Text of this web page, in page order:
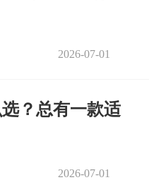
2026-07-01
？总有一款适
2026-07-01